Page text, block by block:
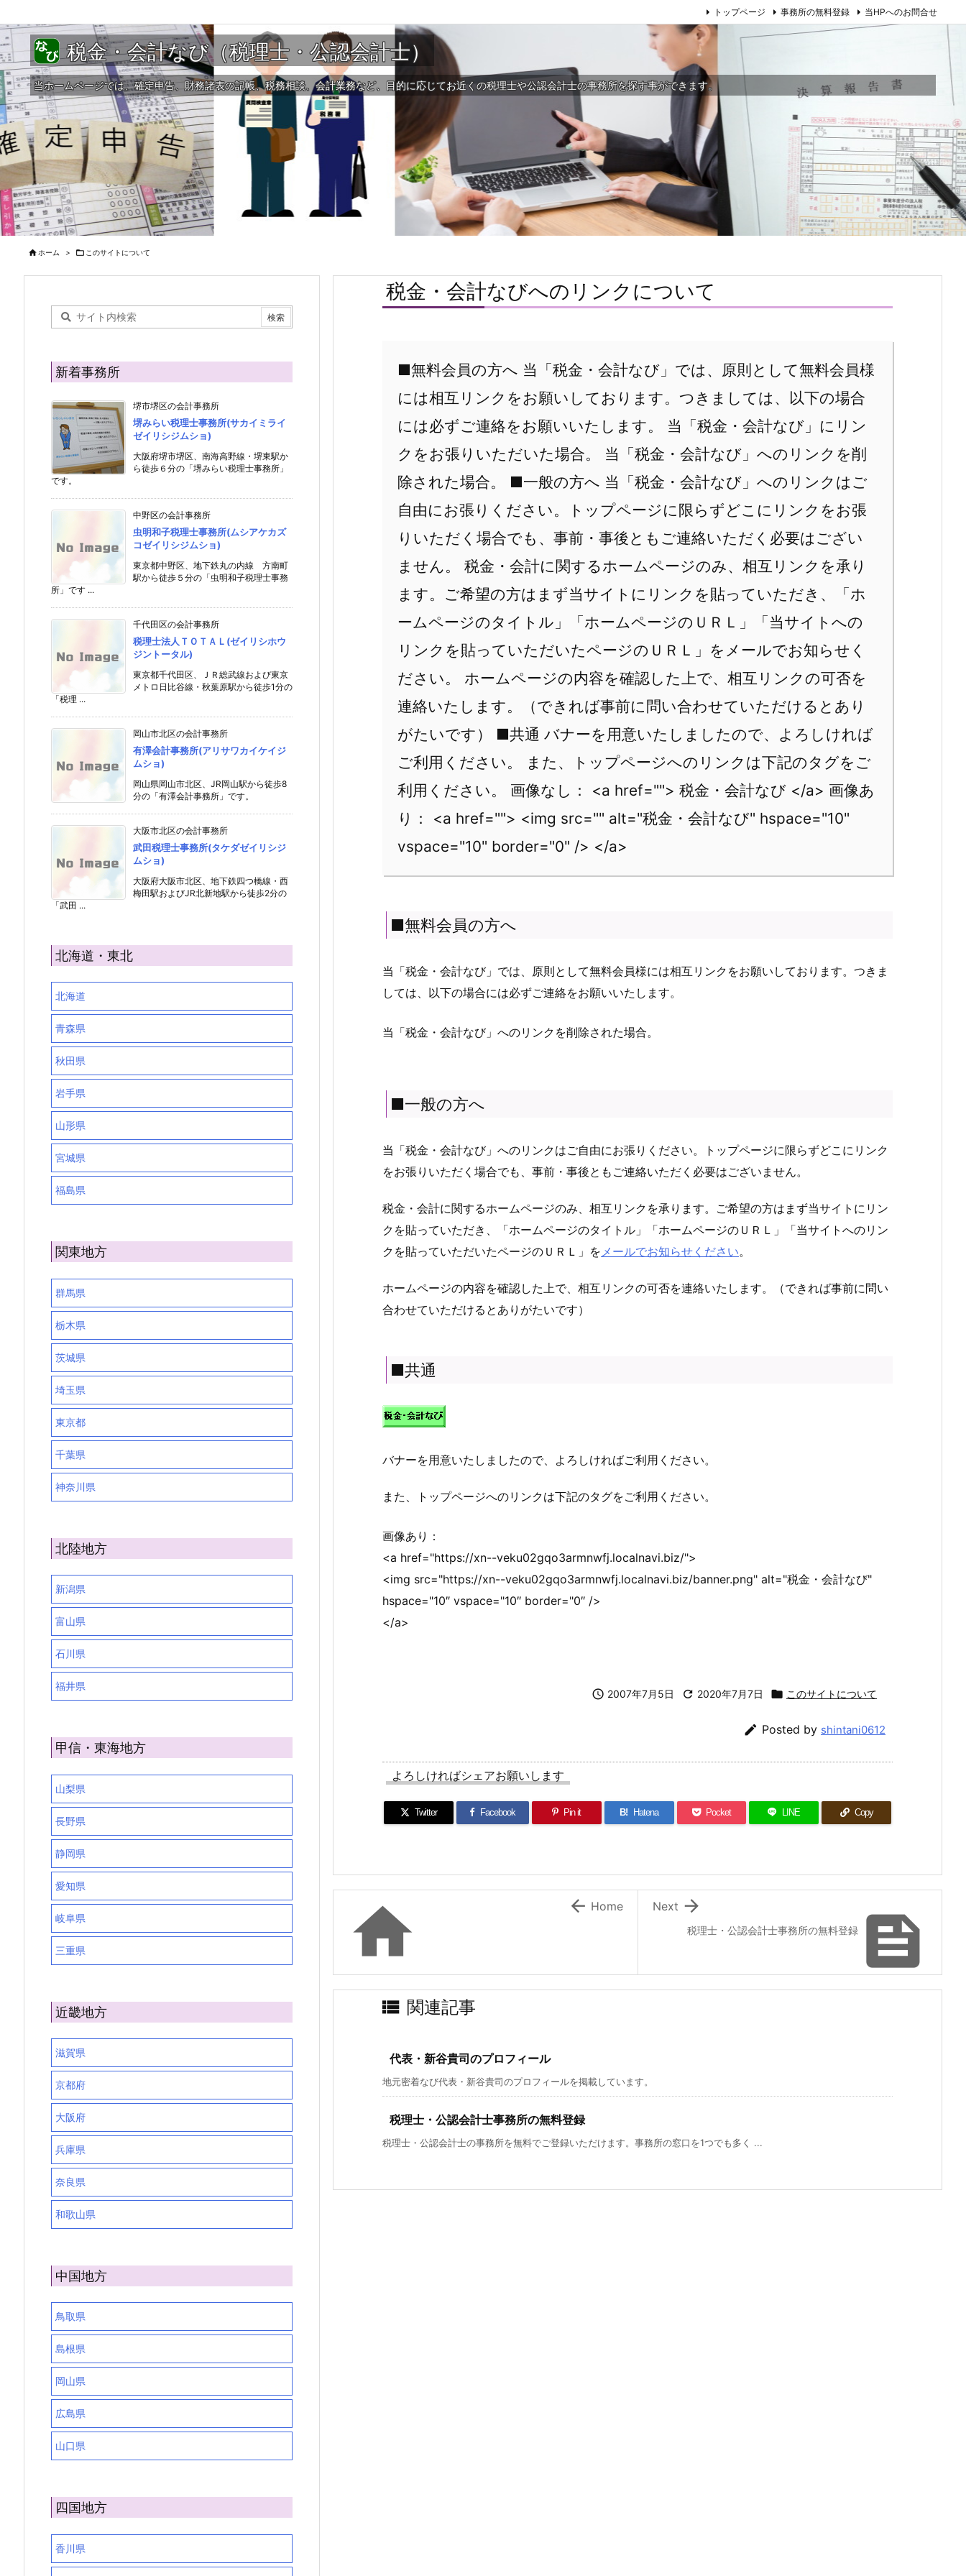
トップページ 事務所の無料登録 当HPへのお問合せ
税金・会計なび（税理士・公認会計士）
当ホームページでは、確定申告、財務諸表の記帳、税務相談、会計業務など、目的に応じてお近くの税理士や公認会計士の事務所を探す事ができます。
 ホーム >  このサイトについて
税金・会計なびへのリンクについて
■無料会員の方へ 当「税金・会計なび」では、原則として無料会員様
には相互リンクをお願いしております。つきましては、以下の場合
には必ずご連絡をお願いいたします。 当「税金・会計なび」にリン
クをお張りいただいた場合。 当「税金・会計なび」へのリンクを削
除された場合。 ■一般の方へ 当「税金・会計なび」へのリンクはご
自由にお張りください。トップページに限らずどこにリンクをお張
りいただく場合でも、事前・事後ともご連絡いただく必要はござい
ません。 税金・会計に関するホームページのみ、相互リンクを承り
ます。ご希望の方はまず当サイトにリンクを貼っていただき、「ホ
ームページのタイトル」「ホームページのＵＲＬ」「当サイトへの
リンクを貼っていただいたページのＵＲＬ」をメールでお知らせく
ださい。 ホームページの内容を確認した上で、相互リンクの可否を
連絡いたします。（できれば事前に問い合わせていただけるとあり
がたいです） ■共通 バナーを用意いたしましたので、よろしければ
ご利用ください。 また、トップページへのリンクは下記のタグをご
利用ください。 画像なし： <a href=""> 税金・会計なび </a> 画像あ
り： <a href=""> <img src="" alt="税金・会計なび" hspace="10"
vspace="10" border="0" /> </a>
■無料会員の方へ
当「税金・会計なび」では、原則として無料会員様には相互リンクをお願いしております。つきま
しては、以下の場合には必ずご連絡をお願いいたします。
当「税金・会計なび」へのリンクを削除された場合。
■一般の方へ
当「税金・会計なび」へのリンクはご自由にお張りください。トップページに限らずどこにリンク
をお張りいただく場合でも、事前・事後ともご連絡いただく必要はございません。
税金・会計に関するホームページのみ、相互リンクを承ります。ご希望の方はまず当サイトにリン
クを貼っていただき、「ホームページのタイトル」「ホームページのＵＲＬ」「当サイトへのリン
クを貼っていただいたページのＵＲＬ」を メールでお知らせください。
ホームページの内容を確認した上で、相互リンクの可否を連絡いたします。（できれば事前に問い
合わせていただけるとありがたいです）
■共通
バナーを用意いたしましたので、よろしければご利用ください。
また、トップページへのリンクは下記のタグをご利用ください。
画像あり：
<a href="https://xn--veku02gqo3armnwfj.localnavi.biz/">
<img src="https://xn--veku02gqo3armnwfj.localnavi.biz/banner.png" alt="税金・会計なび"
hspace="10″ vspace="10″ border="0″ />
</a>
 2007年7月5日  2020年7月7日  このサイトについて
 Posted by shintani0612
よろしければシェアお願いします
Twitter Facebook Pin it B! Hatena Pocket LINE Copy

税理士・公認会計士事務所の無料登録

Next
  Home
 関連記事
代表・新谷貴司のプロフィール
地元密着なび代表・新谷貴司のプロフィールを掲載しています。
税理士・公認会計士事務所の無料登録
税理士・公認会計士の事務所を無料でご登録いただけます。事務所の窓口を1つでも多く ...
新着事務所
堺市堺区の会計事務所
堺みらい税理士事務所(サカイミライ
ゼイリシジムショ)
大阪府堺市堺区、南海高野線・堺東駅か
ら徒歩６分の「堺みらい税理士事務所」
です。
中野区の会計事務所
虫明和子税理士事務所(ムシアケカズ
コゼイリシジムショ)
東京都中野区、地下鉄丸の内線 方南町
駅から徒歩５分の「虫明和子税理士事務
所」です ...
千代田区の会計事務所
税理士法人ＴＯＴＡＬ(ゼイリシホウ
ジントータル)
東京都千代田区、ＪＲ総武線および東京
メトロ日比谷線・秋葉原駅から徒歩1分の
「税理 ...
岡山市北区の会計事務所
有澤会計事務所(アリサワカイケイジ
ムショ)
岡山県岡山市北区、JR岡山駅から徒歩8
分の「有澤会計事務所」です。
大阪市北区の会計事務所
武田税理士事務所(タケダゼイリシジ
ムショ)
大阪府大阪市北区、地下鉄四つ橋線・西
梅田駅およびJR北新地駅から徒歩2分の
「武田 ...
北海道・東北
北海道
青森県
秋田県
岩手県
山形県
宮城県
福島県
関東地方
群馬県
栃木県
茨城県
埼玉県
東京都
千葉県
神奈川県
北陸地方
新潟県
富山県
石川県
福井県
甲信・東海地方
山梨県
長野県
静岡県
愛知県
岐阜県
三重県
近畿地方
滋賀県
京都府
大阪府
兵庫県
奈良県
和歌山県
中国地方
鳥取県
島根県
岡山県
広島県
山口県
四国地方
香川県